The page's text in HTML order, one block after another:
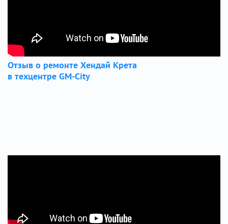
Отзыв о ремонте Хендай Крета
в техцентре GM-City